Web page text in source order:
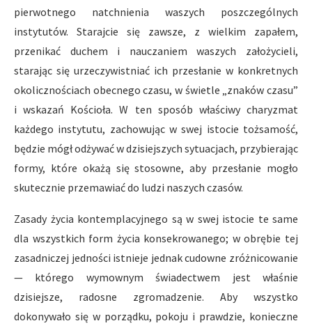
pierwotnego natchnienia waszych poszczególnych
instytutów. Starajcie się zawsze, z wielkim zapałem,
przenikać duchem i nauczaniem waszych założycieli,
starając się urzeczywistniać ich przesłanie w konkretnych
okolicznościach obecnego czasu, w świetle „znaków czasu”
i wskazań Kościoła. W ten sposób właściwy charyzmat
każdego instytutu, zachowując w swej istocie tożsamość,
będzie mógł odżywać w dzisiejszych sytuacjach, przybierając
formy, które okażą się stosowne, aby przesłanie mogło
skutecznie przemawiać do ludzi naszych czasów.
Zasady życia kontemplacyjnego są w swej istocie te same
dla wszystkich form życia konsekrowanego; w obrębie tej
zasadniczej jedności istnieje jednak cudowne zróżnicowanie
— którego wymownym świadectwem jest właśnie
dzisiejsze, radosne zgromadzenie. Aby wszystko
dokonywało się w porządku, pokoju i prawdzie, konieczne